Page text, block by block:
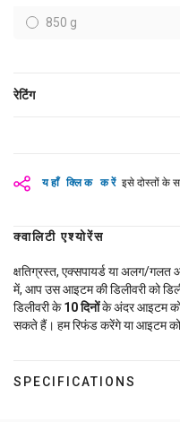
850 g
रेटिंग
यहाँ क्लिक करें इसे दोस्तों के
क्वालिटी एश्योरेंस
क्षतिग्रस्त, एक्सपायर्ड या अलग/गलत
में, आप उस आइटम की डिलीवरी को
डिलीवरी के 10दिनोंके अंदर आइटम को
सकते हैं। हम रिफंड करेंगे या आइटम
SPECIFICATIONS